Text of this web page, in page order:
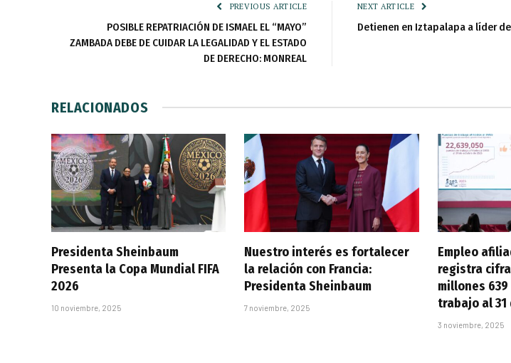
PREVIOUS ARTICLE
POSIBLE REPATRIACIÓN DE ISMAEL EL “MAYO”
ZAMBADA DEBE DE CUIDAR LA LEGALIDAD Y EL ESTADO
DE DERECHO: MONREAL
NEXT ARTICLE
Detienen en Iztapalapa a líder
RELACIONADOS
Presidenta Sheinbaum
Presenta la Copa Mundial FIFA
2026
10 noviembre, 2025
Nuestro interés es fortalecer
la relación con Francia:
Presidenta Sheinbaum
7 noviembre, 2025
Empleo
registra
millones
trabajo al 31
3 noviembre, 2025